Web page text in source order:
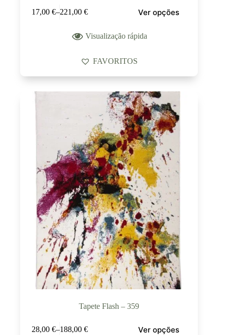
17,00 €–221,00 € Ver opções
Visualização rápida
FAVORITOS
Tapete Flash – 359
28,00 €–188,00 € Ver opções